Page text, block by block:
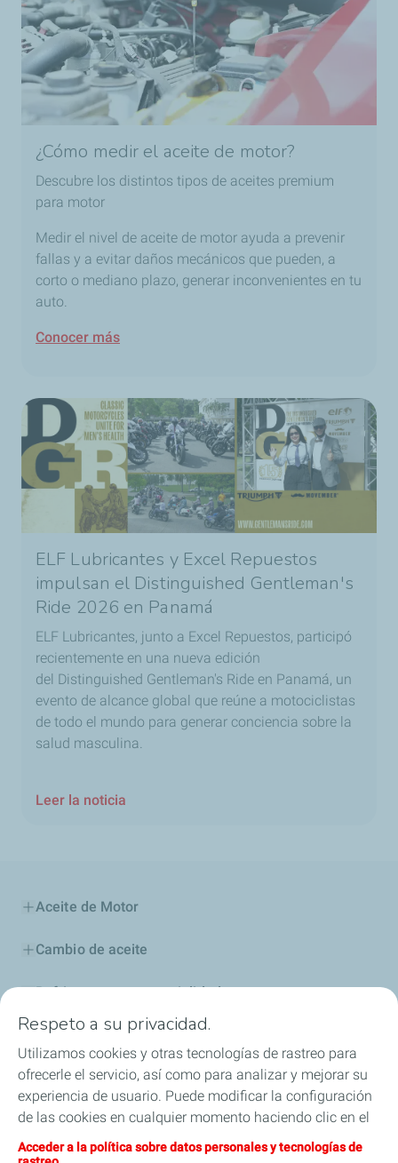
¿Cómo medir el aceite de motor?
Descubre los distintos tipos de aceites premium
para motor
Medir el nivel de aceite de motor ayuda a prevenir
fallas y a evitar daños mecánicos que pueden, a
corto o mediano plazo, generar inconvenientes en tu
auto.
Conocer más
ELF Lubricantes y Excel Repuestos
impulsan el Distinguished Gentleman's
Ride 2026 en Panamá
ELF Lubricantes, junto a Excel Repuestos, participó
recientemente en una nueva edición
del Distinguished Gentleman's Ride en Panamá, un
evento de alcance global que reúne a motociclistas
de todo el mundo para generar conciencia sobre la
salud masculina.
Leer la noticia
Aceite de Motor
Cambio de aceite
Refrigerantes y especialidades
Sponsoring
Distribuidores por país
Respeto a su privacidad.
Utilizamos cookies y otras tecnologías de rastreo para
ofrecerle el servicio, así como para analizar y mejorar su
experiencia de usuario. Puede modificar la configuración
de las cookies en cualquier momento haciendo clic en el
botón «Gérer mes cookies» (Gestionar cookies). Al hacer
Acceder a la política sobre datos personales y tecnologías de